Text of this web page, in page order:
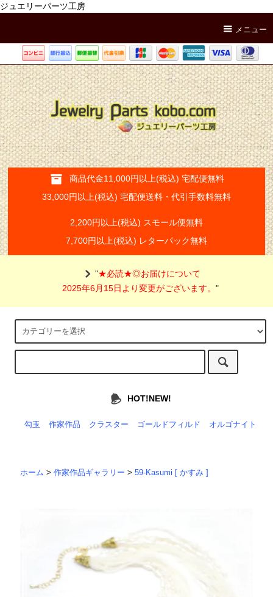
ジュエリーパーツ工房
メニュー
商品代金11,000円以上(税込) 宅配便無料
33,000円以上(税込) 宅配便送料・代引手数料無料
2,200円以上(税込) スモール便無料
7,700円以上(税込) レターパック無料
"★必読★◎お届けについて
2025年6月15日より変更がございます。"
HOT!NEW!
勾玉 作家作品 クラスター ゴールドフィルド オルゴナイト
ホーム >作家作品ギャラリー >59-Kasumi [ かすみ ]